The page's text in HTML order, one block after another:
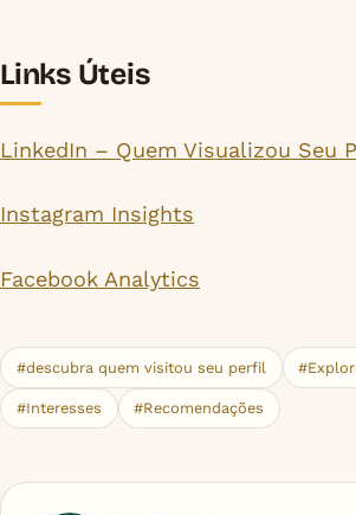
Links Úteis
LinkedIn – Quem Visualizou Seu
Instagram Insights
Facebook Analytics
#descubra quem visitou seu perfil
#Interesses #Recomendações